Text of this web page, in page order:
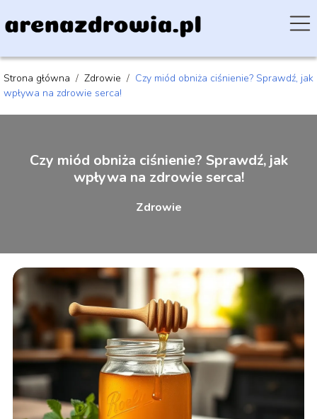
Strona główna / Zdrowie / Czy miód obniża ciśnienie? Sprawdź, jak
wpływa na zdrowie serca!
Czy miód obniża ciśnienie? Sprawdź, jak
wpływa na zdrowie serca!
Zdrowie